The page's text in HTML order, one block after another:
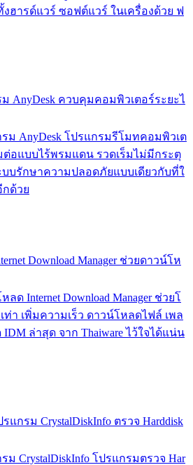
ฮารด์แวร์ ซอฟต์แวร์ ในเครื่องด้วย ฟ
ม AnyDesk ควบคุมคอมพิวเตอร์ระยะไ
ม AnyDesk โปรแกรมรีโมทคอมพิวเต
ต่อแบบไร้พรมแดน รวดเร็มไม่มีกระตุ
บรักษาความปลอดภัยแบบเดียวกับที่ใ
ด้วย
Download Manager ช่วยดาวน์โห
ด Internet Download Manager ช่วยโ
ท่า เพิ่มความเร็ว ดาวน์โหลดไฟล์ เพล
ล่าสุด จาก Thaiware ไว้ใจได้แน่น
รแกรม CrystalDiskInfo ตรวจ Harddisk
CrystalDiskInfo โปรแกรมตรวจ Har